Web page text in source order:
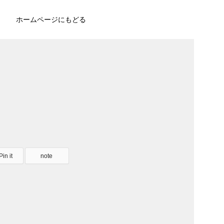
ホームページにもどる
it note